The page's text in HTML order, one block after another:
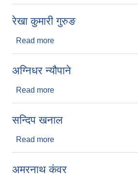
रेखा कुमारी गुरुङ
Read more
अग्निधर न्यौपाने
Read more
सन्दिप खनाल
Read more
अमरनाथ कंवर